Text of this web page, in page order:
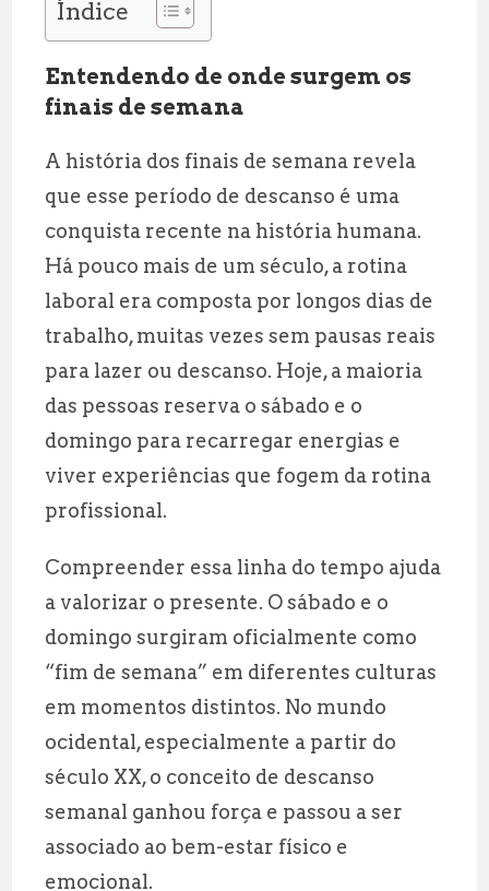
Índice
Entendendo de onde surgem os
finais de semana
A história dos finais de semana revela
que esse período de descanso é uma
conquista recente na história humana.
Há pouco mais de um século, a rotina
laboral era composta por longos dias de
trabalho, muitas vezes sem pausas reais
para lazer ou descanso. Hoje, a maioria
das pessoas reserva o sábado e o
domingo para recarregar energias e
viver experiências que fogem da rotina
profissional.
Compreender essa linha do tempo ajuda
a valorizar o presente. O sábado e o
domingo surgiram oficialmente como
“fim de semana” em diferentes culturas
em momentos distintos. No mundo
ocidental, especialmente a partir do
século XX, o conceito de descanso
semanal ganhou força e passou a ser
associado ao bem-estar físico e
emocional.